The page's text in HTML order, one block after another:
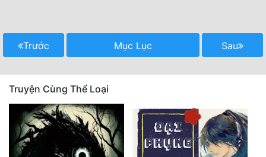
Trước Mục Lục Sau
Truyện Cùng Thể Loại